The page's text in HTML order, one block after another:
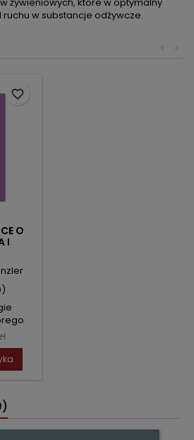
żywieniowych, które w optymalny
w substancje odżywcze.
>
<
O
I
favorite_border